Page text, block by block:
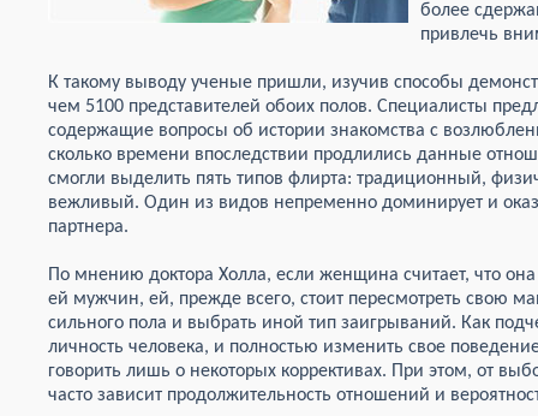
более
привлечь
К такому выводу ученые пришли, изучив способы
чем 5100 представителей обоих полов. Специалисты
содержащие вопросы об истории знакомства с
сколько времени впоследствии продлились данные
смогли выделить пять типов флирта: традиционный,
вежливый. Один из видов непременно доминирует и
партнера.
По мнению доктора Холла, если женщина считает, что
ей мужчин, ей, прежде всего, стоит пересмотреть свою
сильного пола и выбрать иной тип заигрываний. Как
личность человека, и полностью изменить свое
говорить лишь о некоторых коррективах. При этом, от
часто зависит продолжительность отношений и